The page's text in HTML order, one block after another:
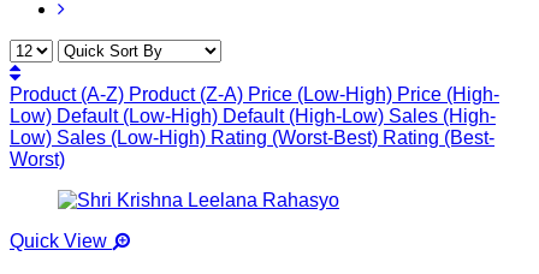
Product (A-Z) Product (Z-A) Price (Low-High) Price (High-
Low) Default (Low-High) Default (High-Low) Sales (High-
Low) Sales (Low-High) Rating (Worst-Best) Rating (Best-
Worst)
Quick View